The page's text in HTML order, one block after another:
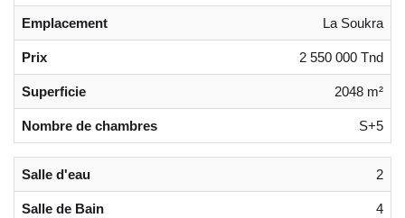
Emplacement La Soukra
Prix 2 550 000 Tnd
Superficie 2048 m²
Nombre de chambres S+5
Salle d'eau 2
Salle de Bain 4